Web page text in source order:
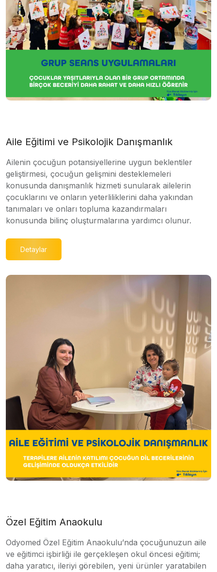
Aile Eğitimi ve Psikolojik Danışmanlık
Ailenin çocuğun potansiyellerine uygun beklentiler
geliştirmesi, çocuğun gelişmini desteklemeleri
konusunda danışmanlık hizmeti sunularak ailelerin
çocuklarını ve onların yeterliliklerini daha yakından
tanımaları ve onları topluma kazandırmaları
konusunda bilinç oluşturmalarına yardımcı olunur.
Detaylar
Özel Eğitim Anaokulu
Odyomed Özel Eğitim Anaokulu’nda çocuğunuzun aile
ve eğitimci işbirliği ile gerçekleşen okul öncesi eğitimi;
daha yaratıcı, ileriyi görebilen, yeni ürünler yaratabilen